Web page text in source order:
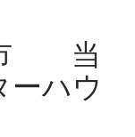
市 当
ーハウ